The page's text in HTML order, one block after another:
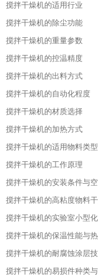
搅拌干燥机的适用行业
搅拌干燥机的除尘功能
搅拌干燥机的重量参数
搅拌干燥机的控温精度
搅拌干燥机的出料方式
搅拌干燥机的自动化程度
搅拌干燥机的材质选择
搅拌干燥机的加热方式
搅拌干燥机的适用物料类型
搅拌干燥机的工作原理